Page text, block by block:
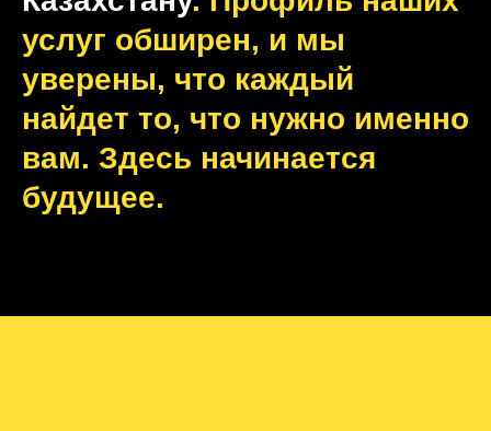
услуг обширен, и мы
уверены, что каждый
найдет то, что нужно именно
вам. Здесь начинается
будущее.